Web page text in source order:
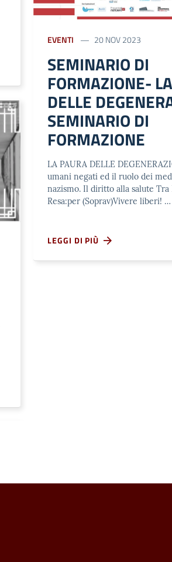
EVENTI 20 NOV 2023
SEMINARIO DI
FORMAZIONE-
DELLE
SEMINARIO DI
FORMAZIONE
LA PAURA DELLE
umani negati ed il ruolo dei
nazismo. Il diritto alla salute Tra
Resa:per (Soprav)Vivere liberi! …
LEGGI DI PIÙ